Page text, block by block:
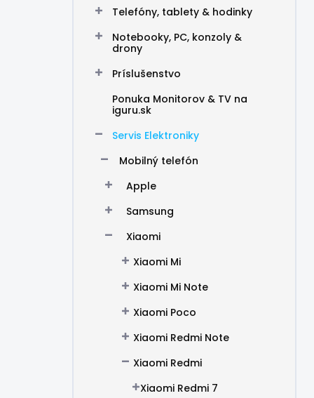
Telefóny, tablety & hodinky
Notebooky, PC, konzoly &
drony
Príslušenstvo
Ponuka Monitorov & TV na
iguru.sk
Servis Elektroniky
Mobilný telefón
Apple
Samsung
Xiaomi
Xiaomi Mi
Xiaomi Mi Note
Xiaomi Poco
Xiaomi Redmi Note
Xiaomi Redmi
Xiaomi Redmi 7